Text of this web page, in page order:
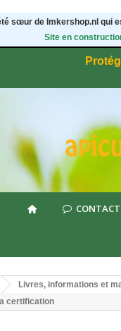
sœur de Imkershop.nl qui
Site en
CONTACT
Livres, informations et
certification